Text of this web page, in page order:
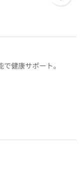
健康サポート。